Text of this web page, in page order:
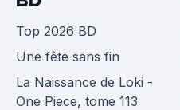
Top 2026 BD
Une fête sans fin
La Naissance de Loki -
One Piece, tome 113